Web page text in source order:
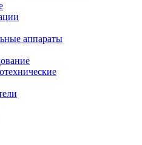
аппараты